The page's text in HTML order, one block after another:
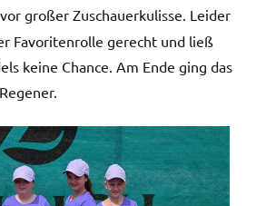
großer Zuschauerkulisse. Leider
Favoritenrolle gerecht und ließ
keine Chance. Am Ende ging das